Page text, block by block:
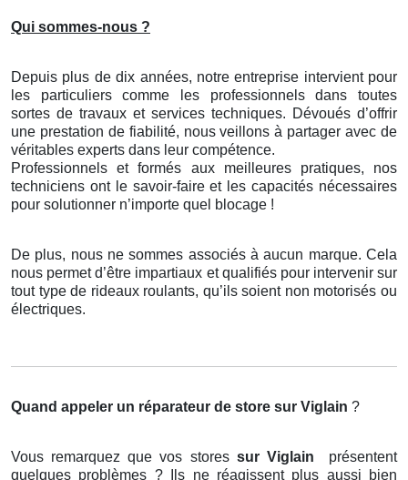
Qui sommes-nous ?
Depuis plus de dix années, notre entreprise intervient pour
les particuliers comme les professionnels dans toutes
sortes de travaux et services techniques. Dévoués d’offrir
une prestation de fiabilité, nous veillons à partager avec de
véritables experts dans leur compétence.
Professionnels et formés aux meilleures pratiques, nos
techniciens ont le savoir-faire et les capacités nécessaires
pour solutionner n’importe quel blocage !
De plus, nous ne sommes associés à aucun marque. Cela
nous permet d’être impartiaux et qualifiés pour intervenir sur
tout type de rideaux roulants, qu’ils soient non motorisés ou
électriques.
Quand appeler un réparateur de store sur Viglain ?
Vous remarquez que vos stores sur Viglain
présentent
quelques problèmes ? Ils ne réagissent plus aussi bien